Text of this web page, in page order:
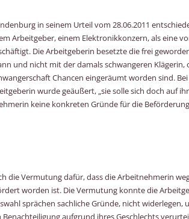
in seinem Urteil vom 28.06.2011
Arbeitgeber, einem Elektronikkonzern, als eine
Die Arbeitgeberin besetzte die frei
und nicht mit der damals schwangeren
Chancen eingeräumt worden sind.
wurde geäußert, „sie solle sich doch auf
keine konkreten Gründe für die
die Vermutung dafür, dass die Arbeitnehmerin
worden ist. Die Vermutung konnte die
sprächen sachliche Gründe, nicht widerlegen,
aufgrund ihres Geschlechts